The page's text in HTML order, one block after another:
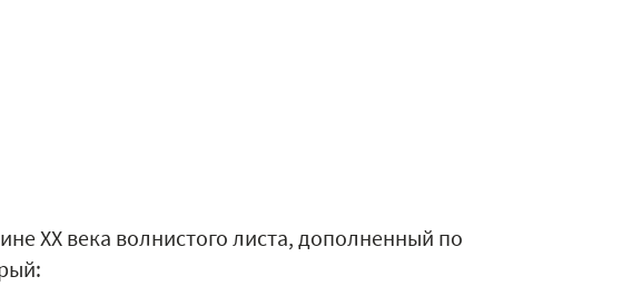
XX века волнистого листа, дополненный по